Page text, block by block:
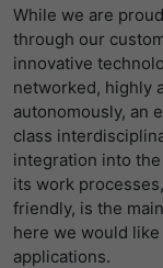
While we are
through our
innovative
networked, highly
autonomously, an
class
integration into
its work
friendly, is the
here we would
applications.